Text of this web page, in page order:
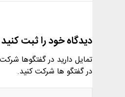
دیدگاه خود را ثبت کنید
تمایل دارید در گفتگوها
در گفتگو ها شرکت کنید.